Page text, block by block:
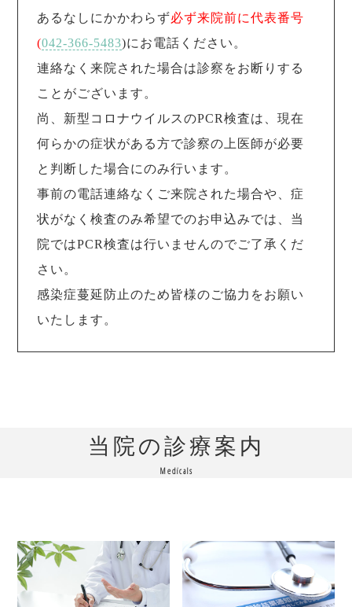
あるなしにかかわらず必ず来院前に代表番号
(042‐366-5483)にお電話ください。
連絡なく来院された場合は診察をお断りする
ことがございます。
尚、新型コロナウイルスのPCR検査は、現在
何らかの症状がある方で診察の上医師が必要
と判断した場合にのみ行います。
事前の電話連絡なくご来院された場合や、症
状がなく検査のみ希望でのお申込みでは、当
院ではPCR検査は行いませんのでご了承くだ
さい。
感染症蔓延防止のため皆様のご協力をお願い
いたします。
当院の診療案内
Medicals